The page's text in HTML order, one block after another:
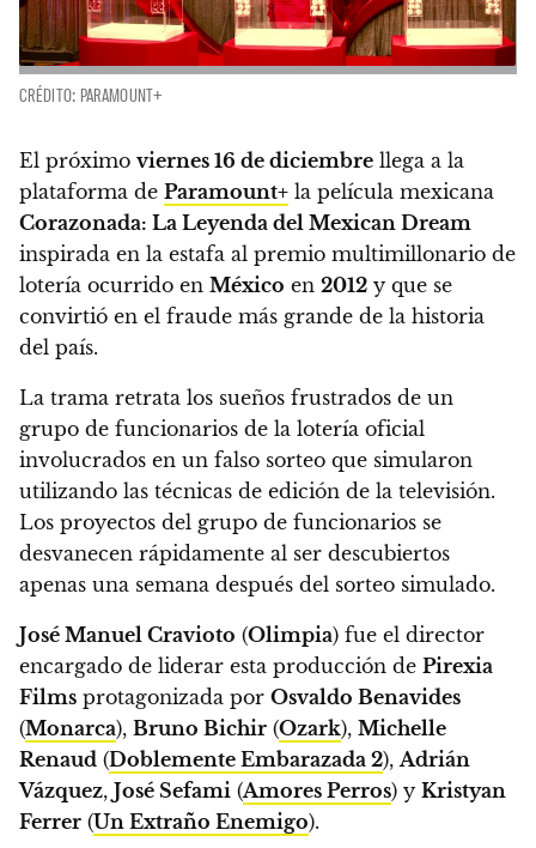
CRÉDITO: PARAMOUNT+
El próximo viernes 16 de diciembre llega a la
plataforma de Paramount+ la película mexicana
Corazonada: La Leyenda del Mexican Dream
inspirada en la estafa al premio multimillonario de
lotería ocurrido en México en 2012 y que se
convirtió en el fraude más grande de la historia
del país.
La trama retrata los sueños frustrados de un
grupo de funcionarios de la lotería oficial
involucrados en un falso sorteo que simularon
utilizando las técnicas de edición de la televisión.
Los proyectos del grupo de funcionarios se
desvanecen rápidamente al ser descubiertos
apenas una semana después del sorteo simulado.
José Manuel Cravioto (Olimpia) fue el director
encargado de liderar esta producción de Pirexia
Films protagonizada por Osvaldo Benavides
(Monarca), Bruno Bichir (Ozark), Michelle
Renaud (Doblemente Embarazada 2), Adrián
Vázquez, José Sefami (Amores Perros) y Kristyan
Ferrer (Un Extraño Enemigo).